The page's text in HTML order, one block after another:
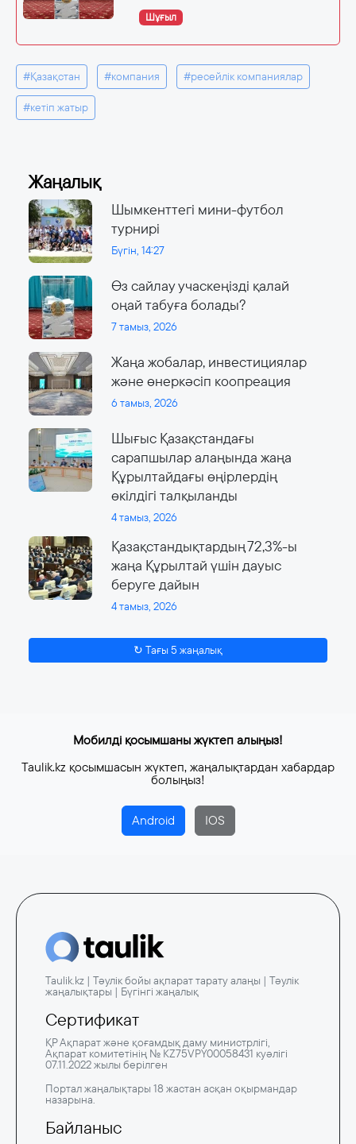
Шұғыл
#Қазақстан #компания #ресейлік компаниялар
#кетіп жатыр
Жаңалық
Шымкенттегі мини-футбол
турнирі
Бүгін, 14:27
Өз сайлау учаскеңізді қалай
оңай табуға болады?
7 тамыз, 2026
Жаңа жобалар, инвестициялар
және өнеркәсіп коопреация
6 тамыз, 2026
Шығыс Қазақстандағы
сарапшылар алаңында жаңа
Құрылтайдағы өңірлердің
өкілдігі талқыланды
4 тамыз, 2026
Қазақстандықтардың 72,3%-ы
жаңа Құрылтай үшін дауыс
беруге дайын
4 тамыз, 2026
↻ Тағы 5 жаңалық
Мобилді қосымшаны жүктеп алыңыз!
Taulik.kz қосымшасын жүктеп, жаңалықтардан хабардар
болыңыз!
Android IOS
Taulik.kz | Тәулік бойы ақпарат тарату алаңы | Тәулік
жаңалықтары | Бүгінгі жаңалық
Сертификат
ҚР Ақпарат және қоғамдық даму министрлігі,
Ақпарат комитетінің № KZ75VPY00058431 куәлігі
07.11.2022 жылы берілген
Портал жаңалықтары 18 жастан асқан оқырмандар
назарына.
Байланыс